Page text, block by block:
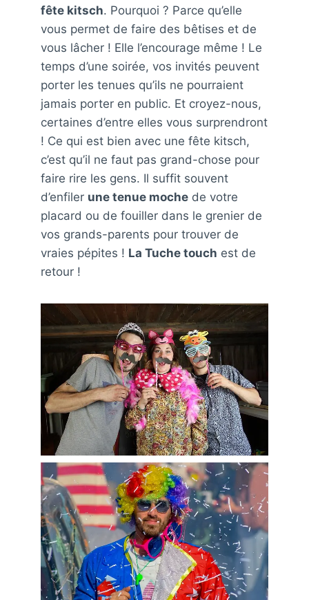
fête kitsch. Pourquoi ? Parce qu’elle
vous permet de faire des bêtises et de
vous lâcher ! Elle l’encourage même ! Le
temps d’une soirée, vos invités peuvent
porter les tenues qu’ils ne pourraient
jamais porter en public. Et croyez-nous,
certaines d’entre elles vous surprendront
! Ce qui est bien avec une fête kitsch,
c’est qu’il ne faut pas grand-chose pour
faire rire les gens. Il suffit souvent
d’enfiler une tenue moche de votre
placard ou de fouiller dans le grenier de
vos grands-parents pour trouver de
vraies pépites ! La Tuche touch est de
retour !